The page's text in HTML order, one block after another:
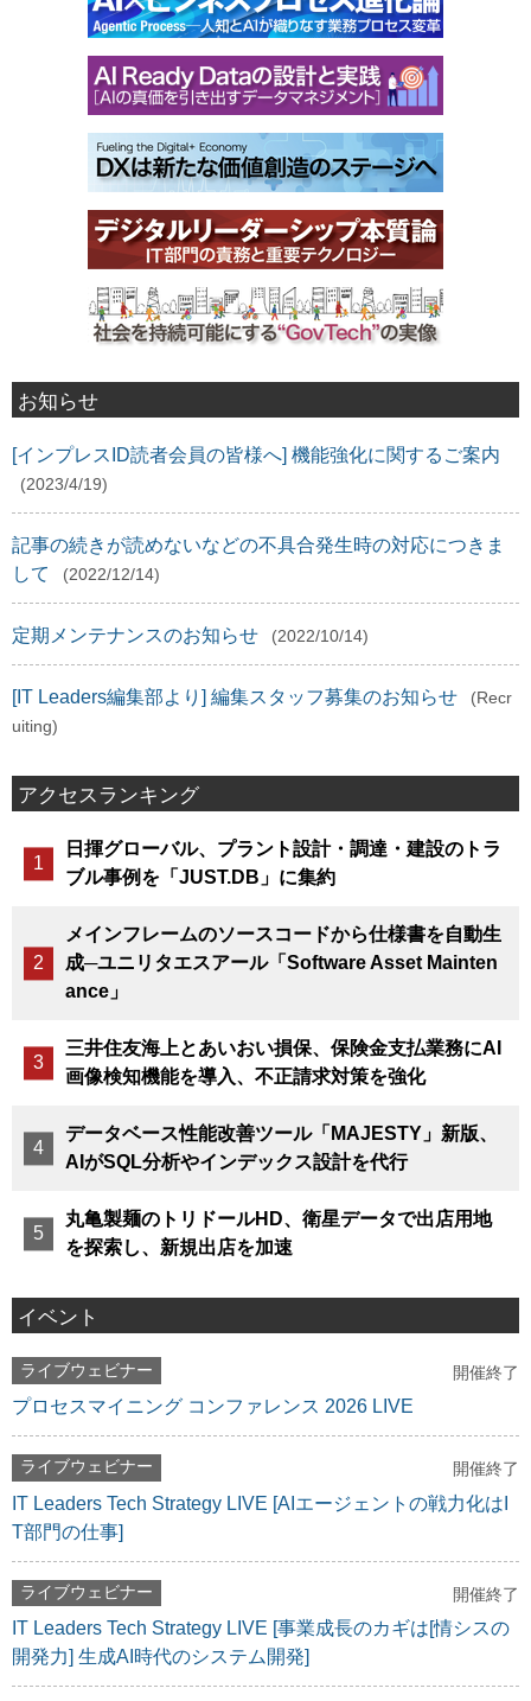
お知らせ
[インプレスID読者会員の皆様へ] 機能強化に関するご案内
(2023/4/19)
記事の続きが読めないなどの不具合発生時の対応につきま
して
(2022/12/14)
定期メンテナンスのお知らせ (2022/10/14)
[IT Leaders編集部より] 編集スタッフ募集のお知らせ
(Recr
uiting)
アクセスランキング
日揮グローバル、プラント設計・調達・建設のトラ
ブル事例を「JUST.DB」に集約
メインフレームのソースコードから仕様書を自動生
成─ユニリタエスアール「Software Asset Mainten
ance」
三井住友海上とあいおい損保、保険金支払業務にAI
画像検知機能を導入、不正請求対策を強化
データベース性能改善ツール「MAJESTY」新版、
AIがSQL分析やインデックス設計を代行
丸亀製麺のトリドールHD、衛星データで出店用地
を探索し、新規出店を加速
イベント
ライブウェビナー 開催終了
プロセスマイニング コンファレンス 2026 LIVE
ライブウェビナー 開催終了
IT Leaders Tech Strategy LIVE [AIエージェントの戦力化はI
T部門の仕事]
ライブウェビナー 開催終了
IT Leaders Tech Strategy LIVE [事業成長のカギは[情シスの
開発力] 生成AI時代のシステム開発]